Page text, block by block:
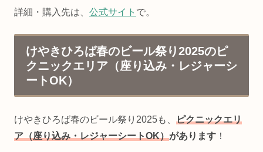
詳細・購入先は、 公式サイト で。
けやきひろば春のビール祭り2025のピ
クニックエリア（座り込み・レジャーシ
ートOK）
けやきひろば春のビール祭り2025も、 ピクニックエリ
ア（座り込み・レジャーシートOK）があります ！